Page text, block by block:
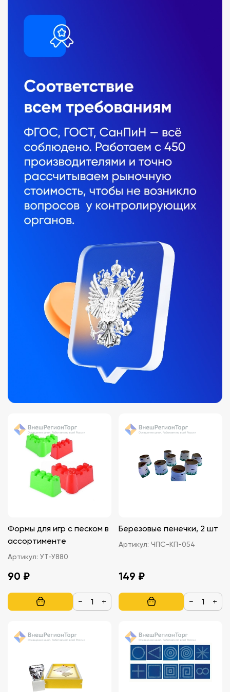
Формы для игр с песком в
ассортименте
Артикул: УТ-У880
90 ₽
− +
Березовые пенечки, 2 шт
Артикул: ЧПС-КП-054
149 ₽
− +